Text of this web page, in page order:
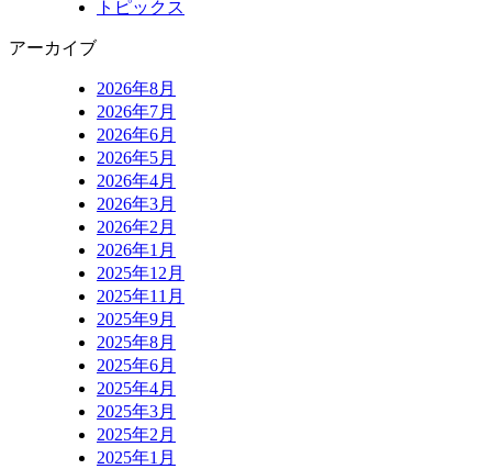
トピックス
アーカイブ
2026年8月
2026年7月
2026年6月
2026年5月
2026年4月
2026年3月
2026年2月
2026年1月
2025年12月
2025年11月
2025年9月
2025年8月
2025年6月
2025年4月
2025年3月
2025年2月
2025年1月